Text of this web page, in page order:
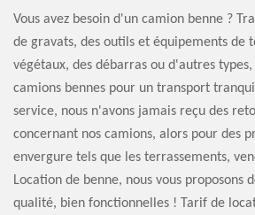
Vous avez besoin d'un camion benne ?
de gravats, des outils et équipements de
végétaux, des débarras ou d'autres types,
camions bennes pour un transport
service, nous n'avons jamais reçu des
concernant nos camions, alors pour des
envergure tels que les terrassements,
Location de benne, nous vous proposons
qualité, bien fonctionnelles ! Tarif de